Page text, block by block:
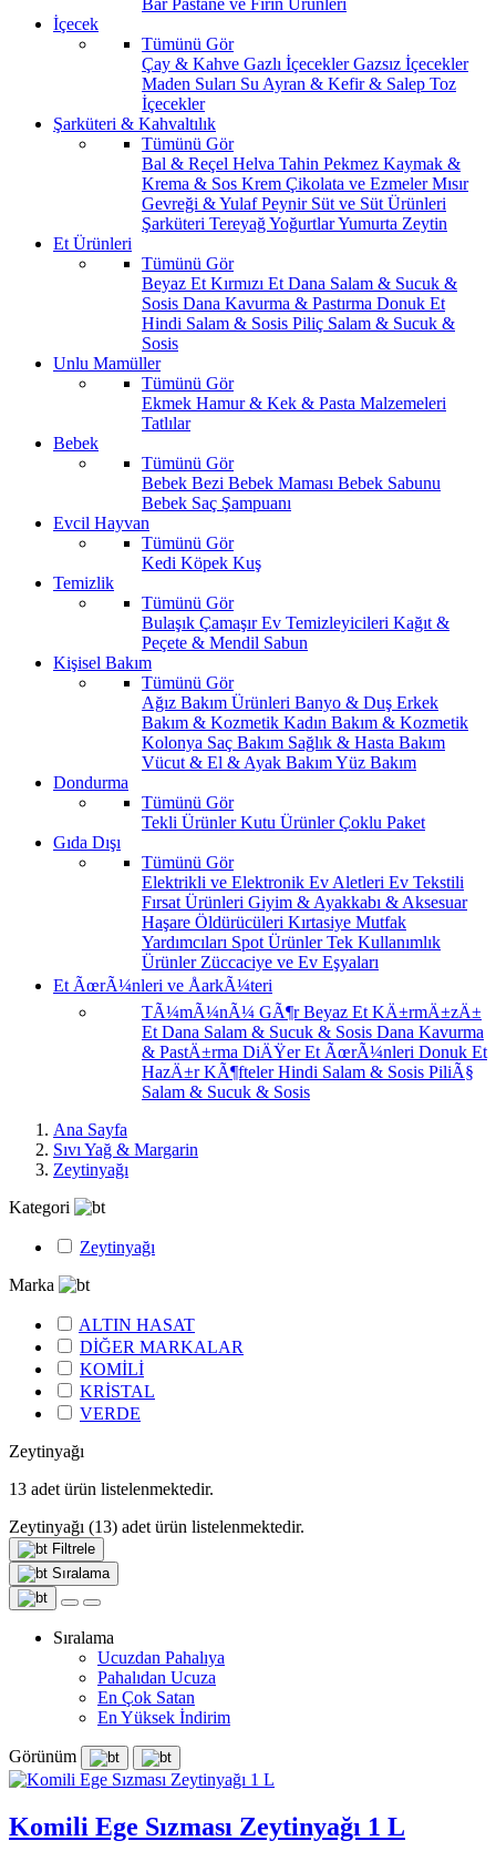
İçecek
Tümünü Gör
Çay & Kahve Gazlı İçeceklerGazsız İçecekler
Maden Suları Su Ayran & Kefir & Salep Toz
İçecekler
Şarküteri & Kahvaltılık
Tümünü Gör
Bal & Reçel Helva Tahin Pekmez Kaymak &
Krema & Sos Krem Çikolata ve EzmelerMısır
Gevreği & YulafPeynir Süt ve Süt Ürünleri
Şarküteri TereyağYoğurtlarYumurta Zeytin
Et Ürünleri
Tümünü Gör
Beyaz Et Kırmızı Et Dana Salam & Sucuk &
Sosis Dana Kavurma & Pastırma Donuk Et
Hindi Salam & Sosis Piliç Salam & Sucuk &
Sosis
Unlu Mamüller
Tümünü Gör
Ekmek Hamur & Kek & Pasta Malzemeleri
Tatlılar
Bebek
Tümünü Gör
Bebek Bezi Bebek Maması Bebek Sabunu
Bebek Saç Şampuanı
Evcil Hayvan
Tümünü Gör
Kedi Köpek Kuş
Temizlik
Tümünü Gör
Bulaşık ÇamaşırEv Temizleyicileri Kağıt &
Peçete & Mendil Sabun
Kişisel Bakım
Tümünü Gör
Ağız Bakım Ürünleri Banyo & Duş Erkek
Bakım & Kozmetik Kadın Bakım & Kozmetik
Kolonya Saç Bakım Sağlık & Hasta Bakım
Vücut & El & Ayak BakımYüz Bakım
Dondurma
Tümünü Gör
Tekli ÜrünlerKutu ÜrünlerÇoklu Paket
Gıda Dışı
Tümünü Gör
Elektrikli ve Elektronik Ev Aletleri Ev Tekstili
Fırsat Ürünleri Giyim & Ayakkabı & Aksesuar
Haşare Öldürücüleri Kırtasiye Mutfak
Yardımcıları Spot ÜrünlerTek Kullanımlık
Ürünler Züccaciye ve Ev Eşyaları
Et ÃœrÃ¼nleri ve ÅarkÃ¼teri
TÃ¼mÃ¼nÃ¼ GÃ¶rBeyaz Et KÄ±rmÄ±zÄ±
Et Dana Salam & Sucuk & Sosis Dana Kavurma
& PastÄ±rma DiÄŸer Et ÃœrÃ¼nleri Donuk Et
HazÄ±r KÃ¶ftelerHindi Salam & Sosis PiliÃ§
Salam & Sucuk & Sosis
Ana Sayfa
Sıvı Yağ & Margarin
Zeytinyağı
Kategori
Zeytinyağı
Marka
ALTIN HASAT
DİĞER MARKALAR
KOMİLİ
KRİSTAL
VERDE
Zeytinyağı
13 adet ürün listelenmektedir.
Zeytinyağı (13) adet ürün listelenmektedir.
Filtrele
Sıralama
Sıralama
Ucuzdan Pahalıya
Pahalıdan Ucuza
En Çok Satan
En Yüksek İndirim
Görünüm
Komili Ege Sızması Zeytinyağı 1 L